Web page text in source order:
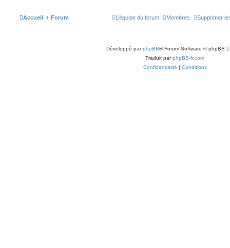
Accueil Forum Supprimer
Membres
L’équipe du forum
Développé parphpBB® Forum Software © phpBB
Traduit parphpBB-fr.com
Confidentialité | Conditions